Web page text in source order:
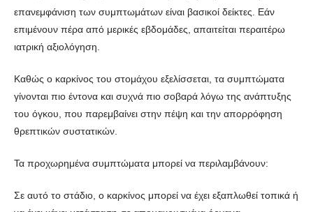
επανεμφάνιση των συμπτωμάτων είναι βασικοί δείκτες. Εάν
επιμένουν πέρα από μερικές εβδομάδες, απαιτείται περαιτέρω
ιατρική αξιολόγηση.
Καθώς ο καρκίνος του στομάχου εξελίσσεται, τα συμπτώματα
γίνονται πιο έντονα και συχνά πιο σοβαρά λόγω της ανάπτυξης
του όγκου, που παρεμβαίνει στην πέψη και την απορρόφηση
θρεπτικών συστατικών.
Τα προχωρημένα συμπτώματα μπορεί να περιλαμβάνουν:
Σε αυτό το στάδιο, ο καρκίνος μπορεί να έχει εξαπλωθεί τοπικά ή